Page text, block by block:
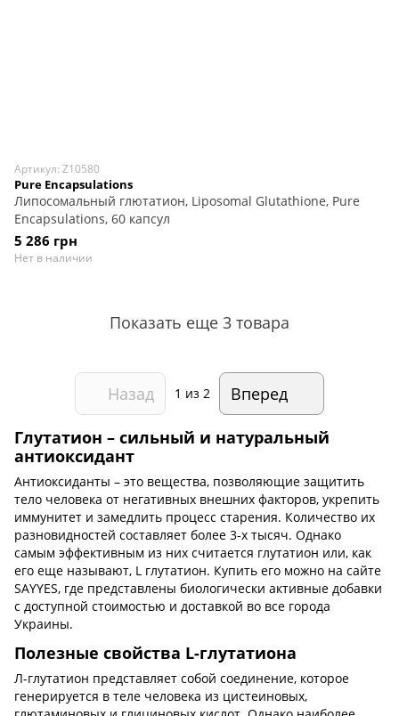
Артикул: Z10580
Pure Encapsulations
Липосомальный глютатион, Liposomal Glutathione, Pure
Encapsulations, 60 капсул
5 286 грн
Нет в наличии
Показать еще 3 товара
Назад 1 из 2 Вперед
Глутатион – сильный и натуральный
антиоксидант
Антиоксиданты – это вещества, позволяющие защитить
тело человека от негативных внешних факторов, укрепить
иммунитет и замедлить процесс старения. Количество их
разновидностей составляет более 3-х тысяч. Однако
самым эффективным из них считается глутатион или, как
его еще называют, L глутатион. Купить его можно на сайте
SAYYES, где представлены биологически активные добавки
с доступной стоимостью и доставкой во все города
Украины.
Полезные свойства L-глутатиона
Л-глутатион представляет собой соединение, которое
генерируется в теле человека из цистеиновых,